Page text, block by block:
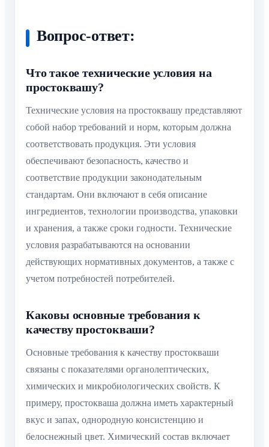
Вопрос-ответ:
Что такое технические условия на
простоквашу?
Технические условия на простоквашу представляют
собой набор требований и норм, которым должна
соответствовать продукция. Эти условия
обеспечивают безопасность, качество и
соответствие продукции законодательным
стандартам. Они включают в себя описание
ингредиентов, технологии производства, упаковки
и хранения, а также сроки годности. Технические
условия разрабатываются на основании
действующих нормативных документов, а также с
учетом потребностей потребителей.
Каковы основные требования к
качеству простокваши?
Основные требования к качеству простокваши
связаны с показателями органолептических,
химических и микробиологических свойств. К
примеру, простокваша должна иметь характерный
вкус и запах, однородную консистенцию и
белоснежный цвет. Химический состав включает